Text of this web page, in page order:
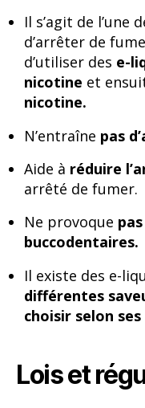
Il s’agit de l’une
d’arrêter de
d’utiliser des e-
nicotine et
nicotine.
N’entraîne pas
Aide à réduire
arrêté de fumer.
Ne provoque
buccodentaires.
Il existe des e-
différentes
choisir selon
Lois et